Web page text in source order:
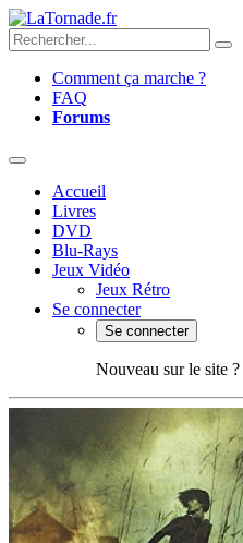
Comment ça marche ?
FAQ
Forums
Accueil
Livres
DVD
Blu-Rays
Jeux Vidéo
Jeux Rétro
Se connecter
Se connecter
Nouveau sur le site ?